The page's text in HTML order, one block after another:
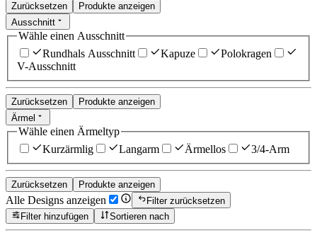
Zurücksetzen
Produkte anzeigen
Ausschnitt
Wähle einen Ausschnitt
Rundhals Ausschnitt
Kapuze
Polokragen
V-Ausschnitt
Zurücksetzen
Produkte anzeigen
Ärmel
Wähle einen Ärmeltyp
Kurzärmlig
Langarm Ärmellos 3/4-Arm
Zurücksetzen Produkte anzeigen
Alle Designs anzeigen
Filter zurücksetzen
Filter hinzufügen
Sortieren nach